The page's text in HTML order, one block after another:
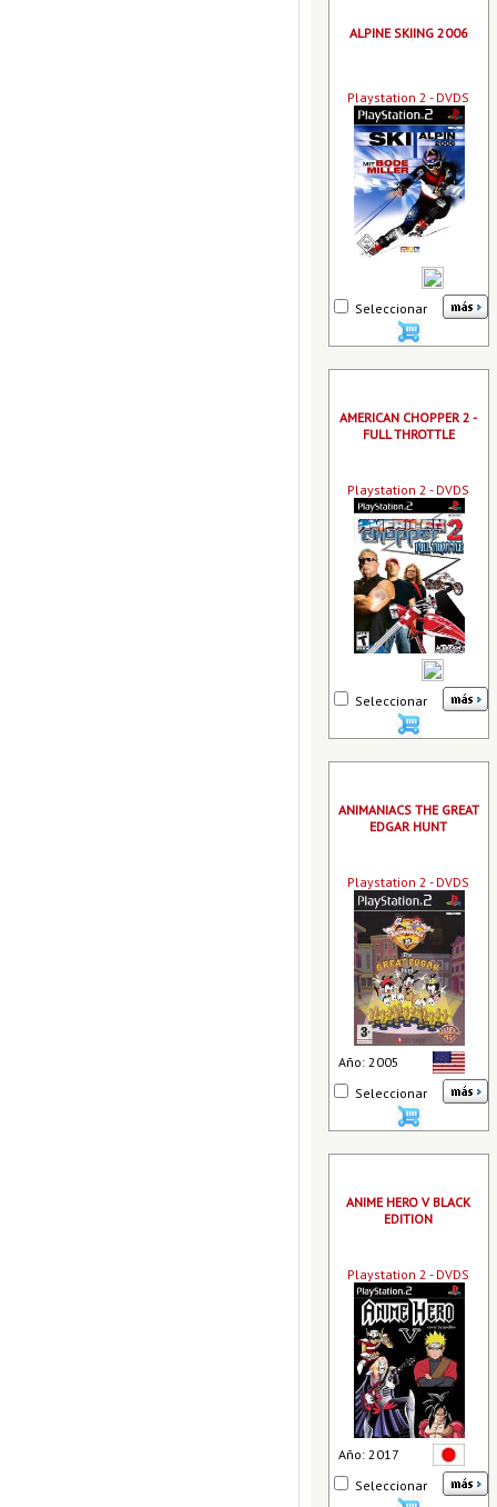
ALPINE SKIING 2006
Playstation 2 - DVDS
Seleccionar
AMERICAN CHOPPER 2 -
FULL THROTTLE
Playstation 2 - DVDS
Seleccionar
ANIMANIACS THE GREAT
EDGAR HUNT
Playstation 2 - DVDS
Año: 2005
Seleccionar
ANIME HERO V BLACK
EDITION
Playstation 2 - DVDS
Año: 2017
Seleccionar